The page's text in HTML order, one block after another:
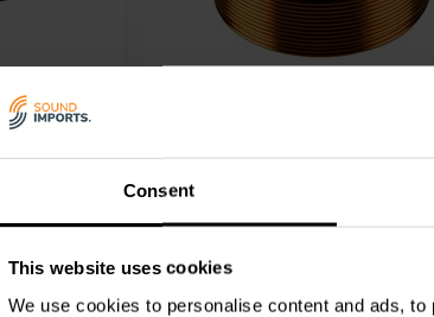
Consent
This website uses cookies
We use cookies to personalise content and ads,
| 2,2 mH